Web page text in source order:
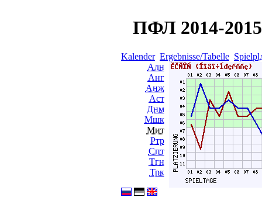
ПФЛ 2014-
Kalender Ergebnisse/Tabelle
Алн
Анг
Анж
Аст
Днм
Мшк
Мит
Ртр
Спт
Тгн
Трк